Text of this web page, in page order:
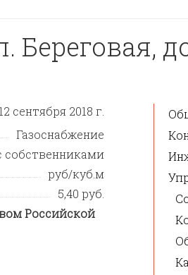
Береговая,
12 сентября 2018 г.
Газоснабжение
собственниками
руб/куб.м
5,40 руб.
Российской